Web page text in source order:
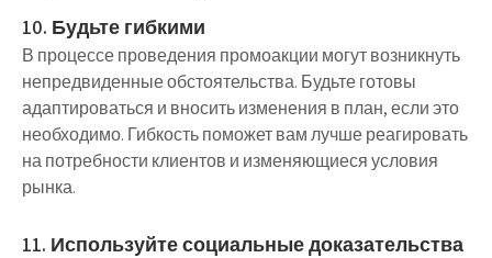
10. Будьте гибкими
В процессе проведения промоакции могут возникнуть
непредвиденные обстоятельства. Будьте готовы
адаптироваться и вносить изменения в план, если это
необходимо. Гибкость поможет вам лучше реагировать
на потребности клиентов и изменяющиеся условия
рынка.
11. Используйте социальные доказательства